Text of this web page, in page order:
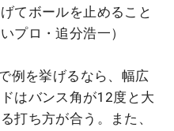
てボールを止めること
プロ・追分浩一）
例を挙げるなら、幅広
はバンス角が12度と大
打ち方が合う。また、